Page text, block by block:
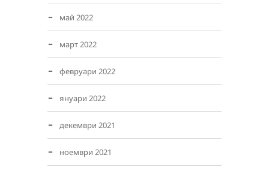
май 2022
март 2022
февруари 2022
януари 2022
декември 2021
ноември 2021